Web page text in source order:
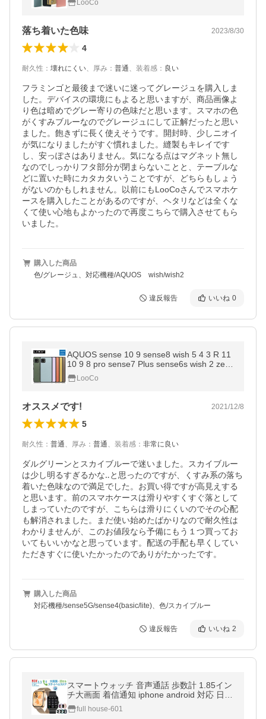
nse4 plus zero5G basic ケース
LooCo
落ち着いた色味 2023/8/30
4
耐久性 ： 壊れにくい、 厚み ： 普通、 装着感 ： 良い
フラミンゴと最後まで迷いに迷ってグレージュを購入しま
した。デバイスの環境にもよると思いますが、商品画像よ
り色は暗めでグレー寄りの色味だと思います。スマホの色
がくすみブルーなのでグレージュにして正解だったと思い
ました。飽きずに長く使えそうです。開封時、少しニオイ
が気になりましたがすぐ慣れました。縫製もキレイです
し、安っぽさはありません。気になる点はマグネット無し
なのでしっかりフタ部分が閉まらないことと、テーブルな
どに置いた時にカタカタいうことですが、どちらもしょう
がないのかもしれません。以前にもLooCoさんでスマホケ
ースを購入したことがあるのですが、ヘタリなどは全くな
くて使い心地もよかったので再度こちらで購入させてもら
いました。
購入した商品
色/グレージュ、対応機種/AQUOS wish/wish2
違反報告 いいね 0
AQUOS sense 10 9 sense8 wish 5 4 3 R 11
10 9 8 pro sense7 Plus sense6s wish 2 zero
6 sense6 lite ケース やさしいスマホ2 背面
カバー 本革 ストラップ
LooCo
オススメです! 2021/12/8
5
耐久性 ： 普通、 厚み ： 普通、 装着感 ： 非常に良い
ダルグリーンとスカイブルーで迷いました。スカイブルー
は少し明るすぎるかな‥と思ったのですが、くすみ系の落ち
着いた色味なので満足でした。お買い得ですが高見えする
と思います。前のスマホケースは滑りやすくすぐ落として
しまっていたのですが、こちらは滑りにくいのでその心配
も解消されました。まだ使い始めたばかりなので耐久性は
わかりませんが、このお値段なら予備にもう１つ買ってお
いてもいいかなと思っています。配送の手配も早くしてい
ただきすぐに使いたかったのでありがたかったです。
購入した商品
対応機種/sense5G/sense4(basic/lite)、色/スカイブルー
違反報告 いいね 2
スマートウォッチ 音声通話 歩数計 1.85イン
チ大画面 着信通知 iphone android 対応 日本
語 説明書 日本製センサー 音楽 防水 睡眠 健
康管理
full house-601